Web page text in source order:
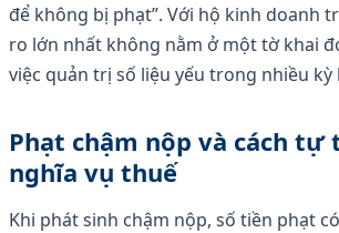
để không bị phạt”. Với hộ kinh doanh
ro lớn nhất không nằm ở một tờ khai
việc quản trị số liệu yếu trong nhiều kỳ
Phạt chậm nộp và cách tự
nghĩa vụ thuế
Khi phát sinh chậm nộp, số tiền phạt